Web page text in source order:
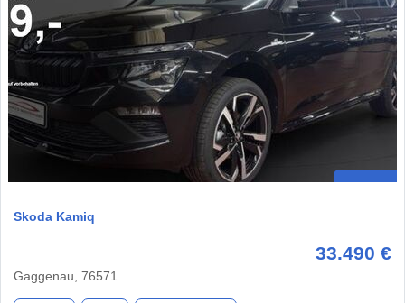
Skoda Kamiq
33.490 €
Gaggenau, 76571